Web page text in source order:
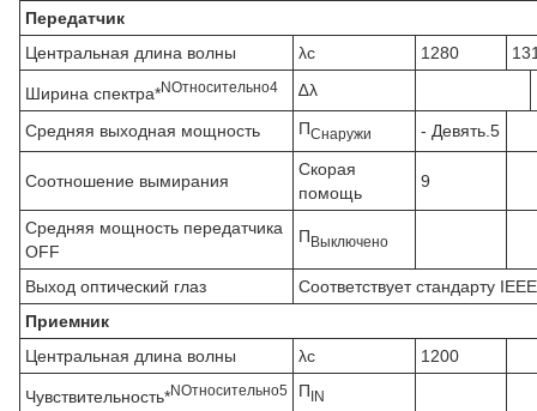
Передатчик
Центральная длина волны
λc 1280
Ширина спектра*NОтносительно4 ∆λ
Средняя выходная мощность ПСнаружи - Девять.5
Соотношение вымирания
Скорая
помощь
9
Средняя мощность передатчика
OFF
ПВыключено
Выход оптический глаз
Соответствует стандарту
Приемник
Центральная длина волны
λc 1200
Чувствительность*NОтносительно5 ПIN